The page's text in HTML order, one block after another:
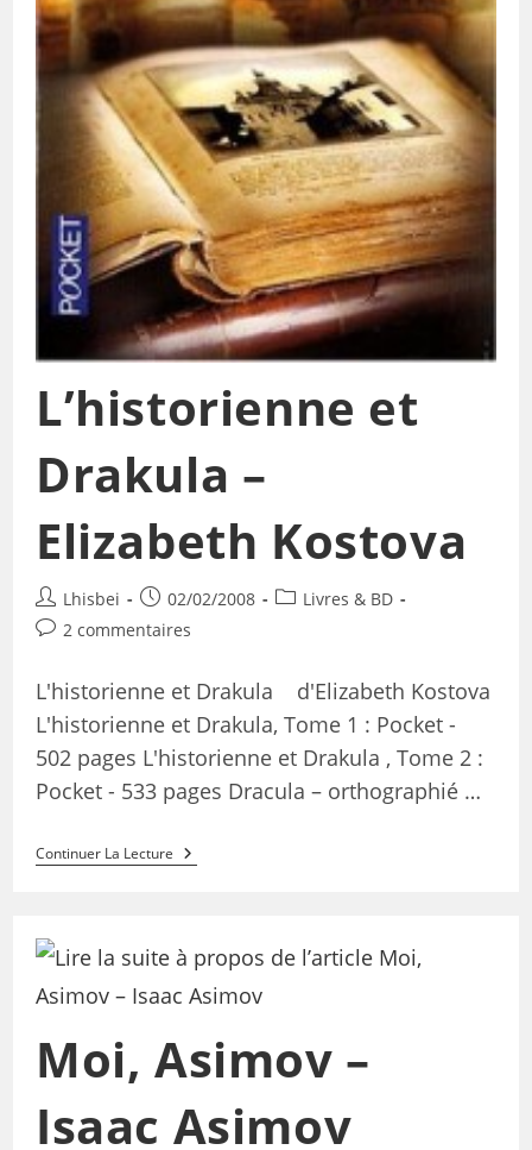
L’historienne et
Drakula –
Elizabeth Kostova
Lhisbei 02/02/2008
Livres & BD
2 commentaires
L'historienne et Drakula d'Elizabeth Kostova
L'historienne et Drakula, Tome 1 : Pocket -
502 pages L'historienne et Drakula , Tome 2 :
Pocket - 533 pages Dracula – orthographié …
Continuer La Lecture
Moi, Asimov –
Isaac Asimov